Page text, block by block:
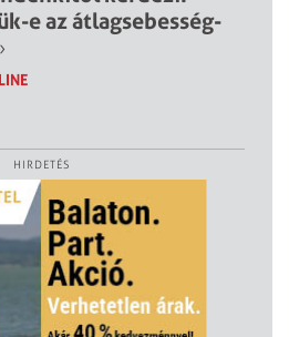
e az átlagsebesség-
HIRDETÉS